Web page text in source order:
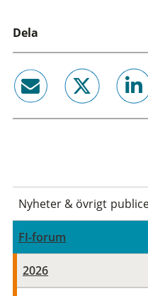
Dela
Nyheter & övrigt
FI-forum
2026